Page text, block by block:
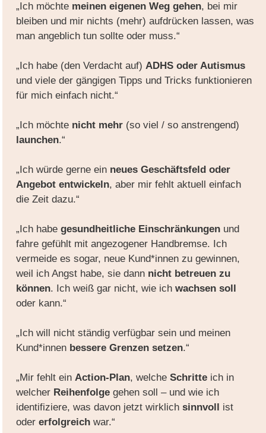
„Ich möchte meinen eigenen Weg gehen, bei mir
bleiben und mir nichts (mehr) aufdrücken lassen, was
man angeblich tun sollte oder muss.“
„Ich habe (den Verdacht auf) ADHS oder Autismus
und viele der gängigen Tipps und Tricks funktionieren
für mich einfach nicht.“
„Ich möchte nicht mehr(so viel / so anstrengend)
launchen.“
„Ich würde gerne ein neues Geschäftsfeld oder
Angebot entwickeln, aber mir fehlt aktuell einfach
die Zeit dazu.“
„Ich habe gesundheitliche Einschränkungenund
fahre gefühlt mit angezogener Handbremse. Ich
vermeide es sogar, neue Kund*innen zu gewinnen,
weil ich Angst habe, sie dann nicht betreuen zu
können. Ich weiß gar nicht, wie ich wachsen soll
oder kann.“
„Ich will nicht ständig verfügbar sein und meinen
Kund*innen bessere Grenzen setzen.“
„Mir fehlt ein Action-Plan, welche Schritteich in
welcher Reihenfolgegehen soll – und wie ich
identifiziere, was davon jetzt wirklich sinnvoll ist
oder erfolgreichwar.“